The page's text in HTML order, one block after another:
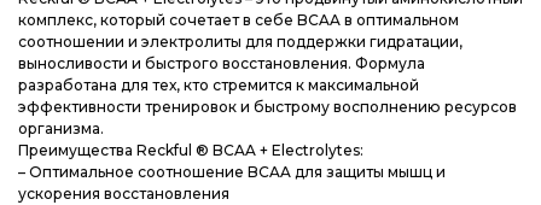
комплекс, который сочетает в себе BCAA в оптимальном
соотношении и электролиты для поддержки гидратации,
выносливости и быстрого восстановления. Формула
разработана для тех, кто стремится к максимальной
эффективности тренировок и быстрому восполнению ресурсов
организма.
Преимущества Reckful ® BCAA + Electrolytes:
– Оптимальное соотношение BCAA для защиты мышц и
ускорения восстановления
Блог
Блог
Блог